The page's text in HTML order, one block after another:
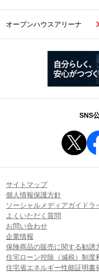
オープンハウスアリーナ
SNS
サイトマップ
個人情報保護方針
ソーシャルメディアガイドラ
よくいただく質問
お問い合わせ
企業情報
保険商品の販売に関する勧誘
住宅ローン控除（減税）制度
住宅省エネルギー性能証明書